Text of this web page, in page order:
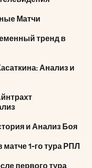
Матчи
тренд в
Анализ и
и Анализ Боя
1-го тура РПЛ
первого тура